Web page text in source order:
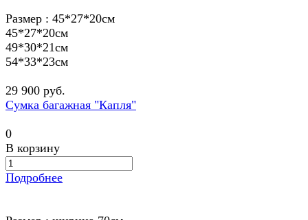
Размер : 45*27*20см
45*27*20см
49*30*21см
54*33*23см
29 900 руб.
Сумка багажная "Капля"
0
В корзину
Подробнее